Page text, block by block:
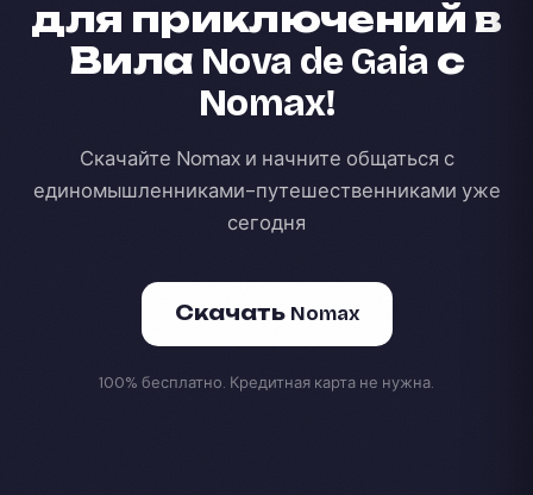
для приключений в
Вила Nova de Gaia с
Nomax!
Скачайте Nomax и начните общаться с
единомышленниками-путешественниками уже
сегодня
Скачать Nomax
100% бесплатно. Кредитная карта не нужна.